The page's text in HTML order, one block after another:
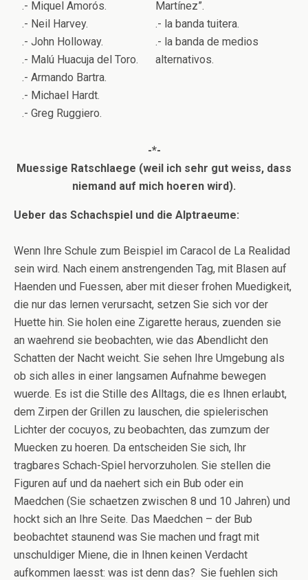
.- Miquel Amorós.
.- Neil Harvey.
.- John Holloway.
.- Malú Huacuja del Toro.
.- Armando Bartra.
.- Michael Hardt.
.- Greg Ruggiero.
Martínez”.
.- la banda tuitera.
.- la banda de medios
alternativos.
-*-
Muessige Ratschlaege (weil ich sehr gut weiss, dass
niemand auf mich hoeren wird).
Ueber das Schachspiel und die Alptraeume:
Wenn Ihre Schule zum Beispiel im Caracol de La Realidad
sein wird. Nach einem anstrengenden Tag, mit Blasen auf
Haenden und Fuessen, aber mit dieser frohen Muedigkeit,
die nur das lernen verursacht, setzen Sie sich vor der
Huette hin. Sie holen eine Zigarette heraus, zuenden sie
an waehrend sie beobachten, wie das Abendlicht den
Schatten der Nacht weicht. Sie sehen Ihre Umgebung als
ob sich alles in einer langsamen Aufnahme bewegen
wuerde. Es ist die Stille des Alltags, die es Ihnen erlaubt,
dem Zirpen der Grillen zu lauschen, die spielerischen
Lichter der cocuyos, zu beobachten, das zumzum der
Muecken zu hoeren. Da entscheiden Sie sich, Ihr
tragbares Schach-Spiel hervorzuholen. Sie stellen die
Figuren auf und da naehert sich ein Bub oder ein
Maedchen (Sie schaetzen zwischen 8 und 10 Jahren) und
hockt sich an Ihre Seite. Das Maedchen – der Bub
beobachtet staunend was Sie machen und fragt mit
unschuldiger Miene, die in Ihnen keinen Verdacht
aufkommen laesst: was ist denn das? Sie fuehlen sich